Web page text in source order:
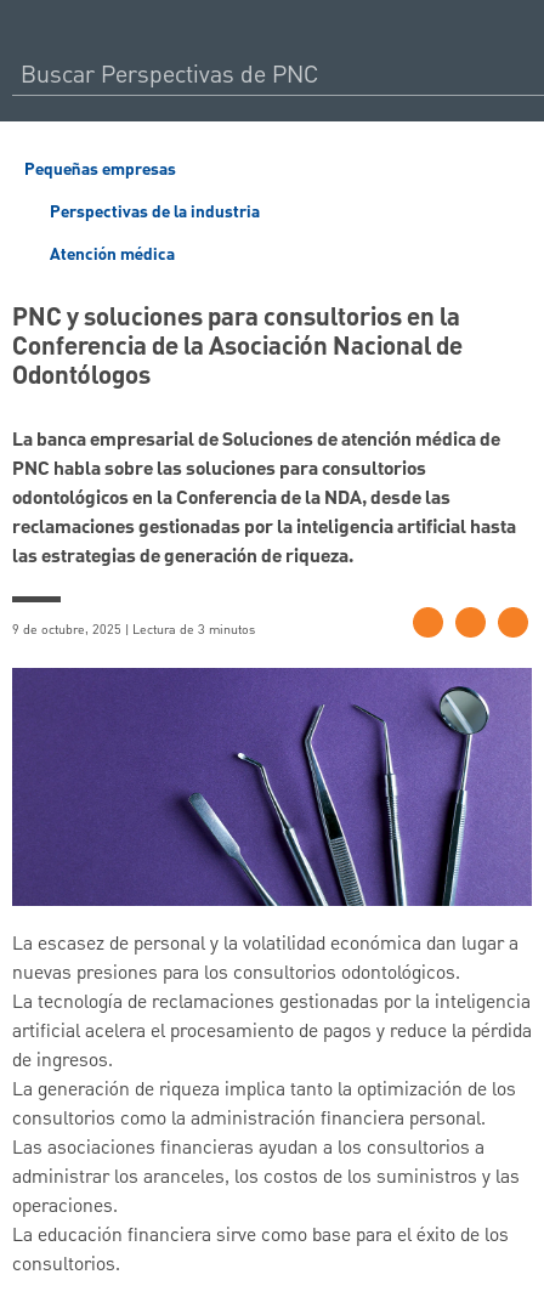
Pequeñas empresas
Perspectivas de la industria
Atención médica
PNC y soluciones para consultorios en la
Conferencia de la Asociación Nacional de
Odontólogos
La banca empresarial de Soluciones de atención médica de
PNC habla sobre las soluciones para consultorios
odontológicos en la Conferencia de la NDA, desde las
reclamaciones gestionadas por la inteligencia artificial hasta
las estrategias de generación de riqueza.
9 de octubre, 2025 | Lectura de 3 minutos
La escasez de personal y la volatilidad económica dan lugar a
nuevas presiones para los consultorios odontológicos.
La tecnología de reclamaciones gestionadas por la inteligencia
artificial acelera el procesamiento de pagos y reduce la pérdida
de ingresos.
La generación de riqueza implica tanto la optimización de los
consultorios como la administración financiera personal.
Las asociaciones financieras ayudan a los consultorios a
administrar los aranceles, los costos de los suministros y las
operaciones.
La educación financiera sirve como base para el éxito de los
consultorios.